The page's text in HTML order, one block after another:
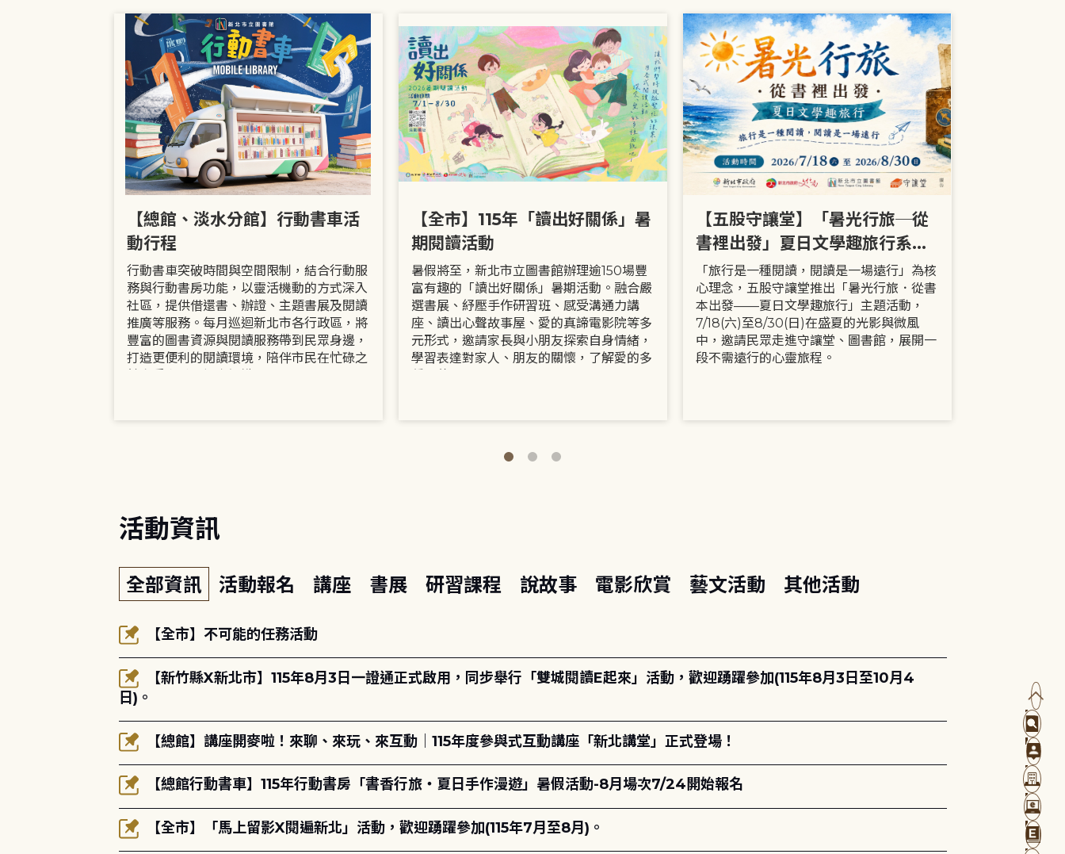
【總館、淡水分館】行動書車活
動行程
行動書車突破時間與空間限制，結合行動服
務與行動書房功能，以靈活機動的方式深入
社區，提供借還書、辦證、主題書展及閱讀
推廣等服務。每月巡迴新北市各行政區，將
豐富的圖書資源與閱讀服務帶到民眾身邊，
打造更便利的閱讀環境，陪伴市民在忙碌之
【全市】115年「讀出好關係」暑
期閱讀活動
暑假將至，新北市立圖書館辦理逾150場豐
富有趣的「讀出好關係」暑期活動。融合嚴
選書展、紓壓手作研習班、感受溝通力講
座、讀出心聲故事屋、愛的真諦電影院等多
元形式，邀請家長與小朋友探索自身情緒，
學習表達對家人、朋友的關懷，了解愛的多
【五股守讓堂】「暑光行旅─從
書裡出發」夏日文學趣旅行系列
活動
「旅行是一種閱讀，閱讀是一場遠行」為核
心理念，五股守讓堂推出「暑光行旅．從書
本出發——夏日文學趣旅行」主題活動，
7/18(六)至8/30(日)在盛夏的光影與微風
中，邀請民眾走進守讓堂、圖書館，展開一
段不需遠行的心靈旅程。
活動資訊
全部資訊 活動報名 講座 書展 研習課程 說故事 電影欣賞 藝文活動 其他活動
【全市】不可能的任務活動
【新竹縣X新北市】115年8月3日一證通正式啟用，同步舉行「雙城閱讀E起來」活動，歡迎踴躍參加(115年8月3日至10月4
日)。
【總館】講座開麥啦！來聊、來玩、來互動｜115年度參與式互動講座「新北講堂」正式登場！
【總館行動書車】115年行動書房「書香行旅・夏日手作漫遊」暑假活動-8月場次7/24開始報名
【全市】「馬上留影X閱遍新北」活動，歡迎踴躍參加(115年7月至8月)。